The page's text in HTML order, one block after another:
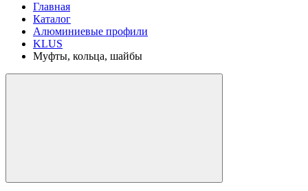
Главная
Каталог
Алюминиевые профили
KLUS
Муфты, кольца, шайбы